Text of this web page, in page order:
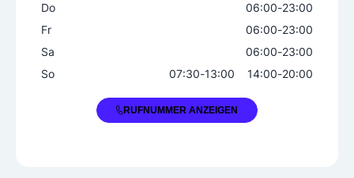
Do
06:00-23:00
Fr
06:00-23:00
Sa
06:00-23:00
So
07:30-13:00 14:00-20:00
+43 7239 81150RUFNUMMER ANZEIGEN